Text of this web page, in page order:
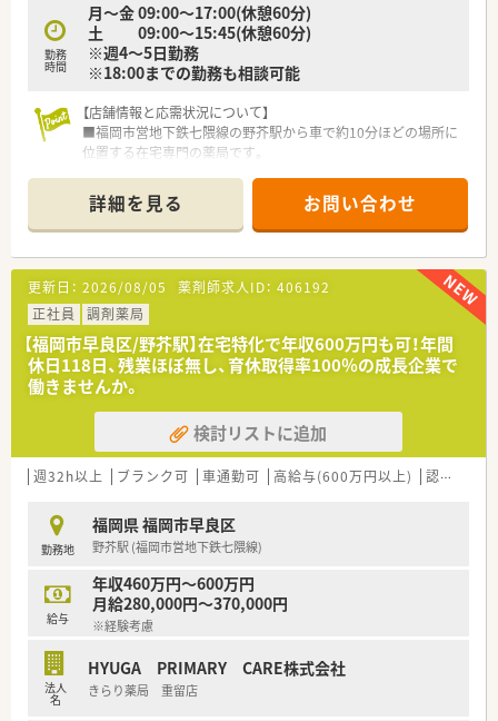
勤務
時間
月～金 09:00～17:00(休憩60分)
土 09:00～15:45(休憩60分)
※週4～5日勤務
※18:00までの勤務も相談可能
【店舗情報と応需状況について】
■福岡市営地下鉄七隈線の野芥駅から車で約10分ほどの場所に
位置する在宅専門の薬局です。
患者様の医療を支えています。
■薬剤師5名と医療事務6名が在籍し、チーム一丸となって質の
高い在宅医療サービスを提供します。
【募集背景と求める人物像について】
■高まる地域の在宅医療ニーズに応え、より手厚いケアを提供す
るための体制強化に伴う増員募集です。
■これからの超高齢化社会に不可欠な在宅医療の分野で、専門性
を高めたいという意欲のある方を求めます。
■調剤薬局での勤務経験がない方でも、新しいことに挑戦する意
欲と学ぶ姿勢があれば大歓迎です。
【法人特徴について】
■東証グロース市場に上場し、在宅医療を主軸に福岡から関東ま
で事業を拡大している成長企業です。
ディングカンパニーとして走り続けています。
■現場の声を反映した自社開発の在宅業務専用システムで、薬剤
師の業務負担軽減を実現しています。
【こんな方にオススメ】
■今後ますます需要が高まる在宅医療の分野で、専門的なスキル
を身につけたいと考えている方におすすめです。
と確保できる環境を求めている方に最適です。
■成長を続ける上場企業で安定したキャリアを築きながら、多様
詳細を見る お問い合わせ
更新日： 2026/08/05 薬剤師求人ID： 406192
正社員
調剤薬局
【福岡市早良区/野芥駅】在宅特化で年収600万円も可！年間
休日118日、残業ほぼ無し、育休取得率100％の成長企業で
働きませんか。
検討リストに追加
週32h以上 ブランク可 車通勤可 高給与(600万円以上) 認定薬剤師取得支援あり
勤務地
福岡県 福岡市早良区
野芥駅 (福岡市営地下鉄七隈線)
給与
年収460万円～600万円
月給280,000円～370,000円
※経験考慮
法人
名
HYUGA PRIMARY CARE株式会社
きらり薬局 重留店